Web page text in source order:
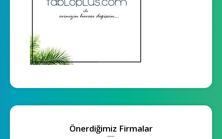
Önerdiğimiz Firmalar